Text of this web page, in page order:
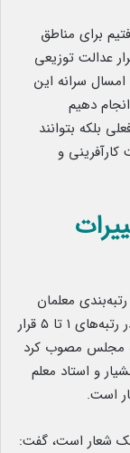
هزار نفر را گرفتیم برای مناطق
عدالت توزیعی
سرانه این
دهیم
بلکه بتوانند
و
معلمان
ارائه شده از سوی دولت آمده است که معلمان در رتبه‌های ۱ تا ۵ قرار
مجلس مصوب کرد
دانشیار و استاد معلم
است.
یک شعار است، گفت: